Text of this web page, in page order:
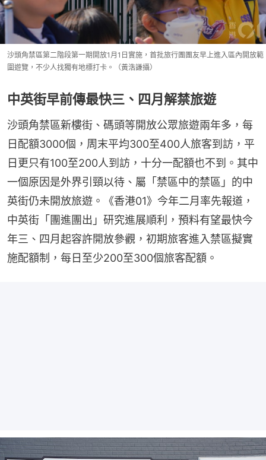
沙頭角禁區第二階段第一期開放1月1日實施，首批旅行團團友早上進入區內開放範
圍遊覽，不少人找獨有地標打卡。（黃浩謙攝）
中英街早前傳最快三、四月解禁旅遊
沙頭角禁區新樓街、碼頭等開放公眾旅遊兩年多，每
日配額3000個，周末平均300至400人旅客到訪，平
日更只有100至200人到訪，十分一配額也不到。其中
一個原因是外界引頸以待、屬「禁區中的禁區」的中
英街仍未開放旅遊。《香港01》今年二月率先報道，
中英街「團進團出」研究進展順利，預料有望最快今
年三、四月起容許開放參觀，初期旅客進入禁區擬實
施配額制，每日至少200至300個旅客配額。